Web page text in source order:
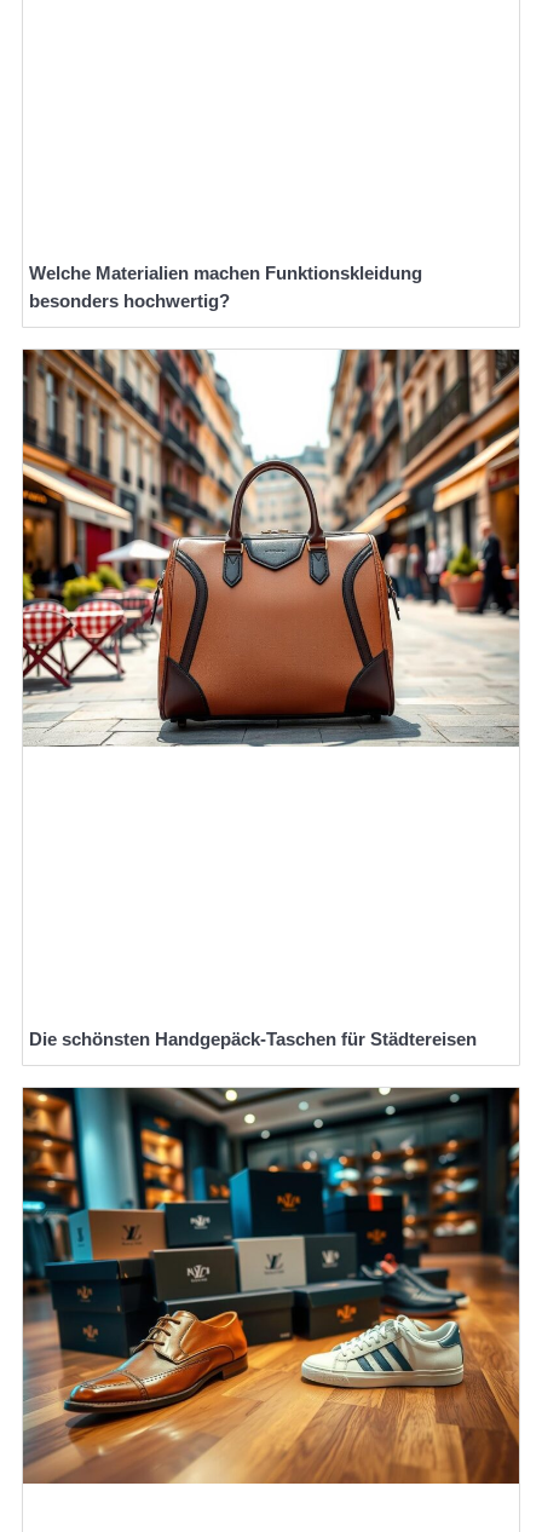
Welche Materialien machen Funktionskleidung
besonders hochwertig?
Die schönsten Handgepäck-Taschen für Städtereisen